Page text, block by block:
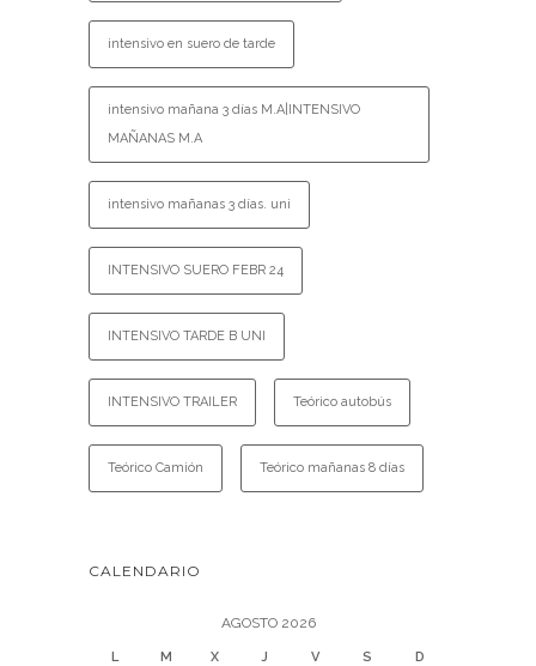
intensivo en suero de tarde
intensivo mañana 3 días M.A|INTENSIVO
MAÑANAS M.A
intensivo mañanas 3 días. uni
INTENSIVO SUERO FEBR 24
INTENSIVO TARDE B UNI
INTENSIVO TRAILER Teórico autobús
Teórico Camión Teórico mañanas 8 días
CALENDARIO
AGOSTO 2026
L M X J V S D